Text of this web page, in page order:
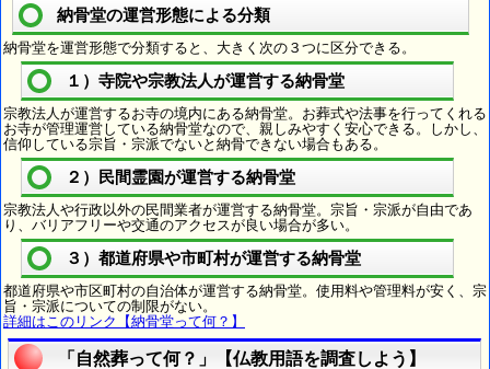
納骨堂の運営形態による分類
納骨堂を運営形態で分類すると、大きく次の３つに区分できる。
１）寺院や宗教法人が運営する納骨堂
宗教法人が運営するお寺の境内にある納骨堂。お葬式や法事を行ってくれる
お寺が管理運営している納骨堂なので、親しみやすく安心できる。しかし、
信仰している宗旨・宗派でないと納骨できない場合もある。
２）民間霊園が運営する納骨堂
宗教法人や行政以外の民間業者が運営する納骨堂。宗旨・宗派が自由であ
り、バリアフリーや交通のアクセスが良い場合が多い。
３）都道府県や市町村が運営する納骨堂
都道府県や市区町村の自治体が運営する納骨堂。使用料や管理料が安く、宗
旨・宗派についての制限がない。
詳細はこのリンク【納骨堂って何？】
「自然葬って何？」【仏教用語を調査しよう】